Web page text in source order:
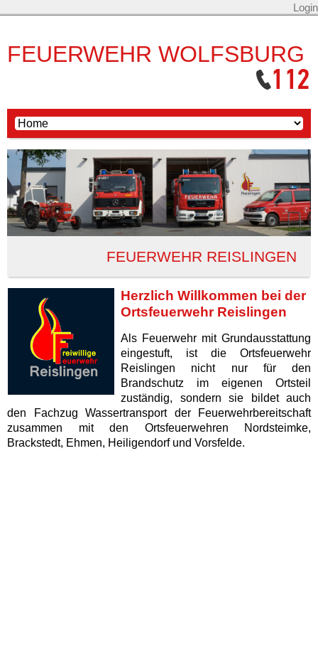
Login
FEUERWEHR WOLFSBURG
FEUERWEHR REISLINGEN
Herzlich Willkommen bei der
Ortsfeuerwehr Reislingen
Als Feuerwehr mit Grundausstattung
eingestuft, ist die Ortsfeuerwehr
Reislingen nicht nur für den
Brandschutz im eigenen Ortsteil
zuständig, sondern sie bildet auch
den Fachzug Wassertransport der Feuerwehrbereitschaft
zusammen mit den Ortsfeuerwehren Nordsteimke,
Brackstedt, Ehmen, Heiligendorf und Vorsfelde.